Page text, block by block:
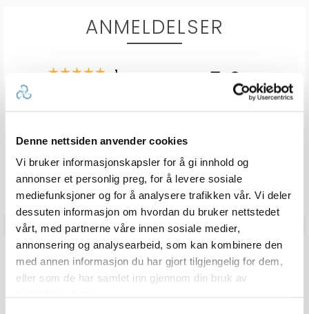
Denne nettsiden anvender cookies
Vi bruker informasjonskapsler for å gi innhold og
annonser et personlig preg, for å levere sosiale
mediefunksjoner og for å analysere trafikken vår. Vi deler
dessuten informasjon om hvordan du bruker nettstedet
vårt, med partnerne våre innen sosiale medier,
annonsering og analysearbeid, som kan kombinere den
med annen informasjon du har gjort tilgjengelig for dem,
eller som de har samlet inn gjennom din bruk av
ANMELDELSER
Karakter: 5 av 5 mulige
1 5.0
Karakter:
Vær oppmerksom på at noen kunder gir en rating uten å skrive en
review, og at antallet ratings derfor vil være forskjellig fra antall
Q & A